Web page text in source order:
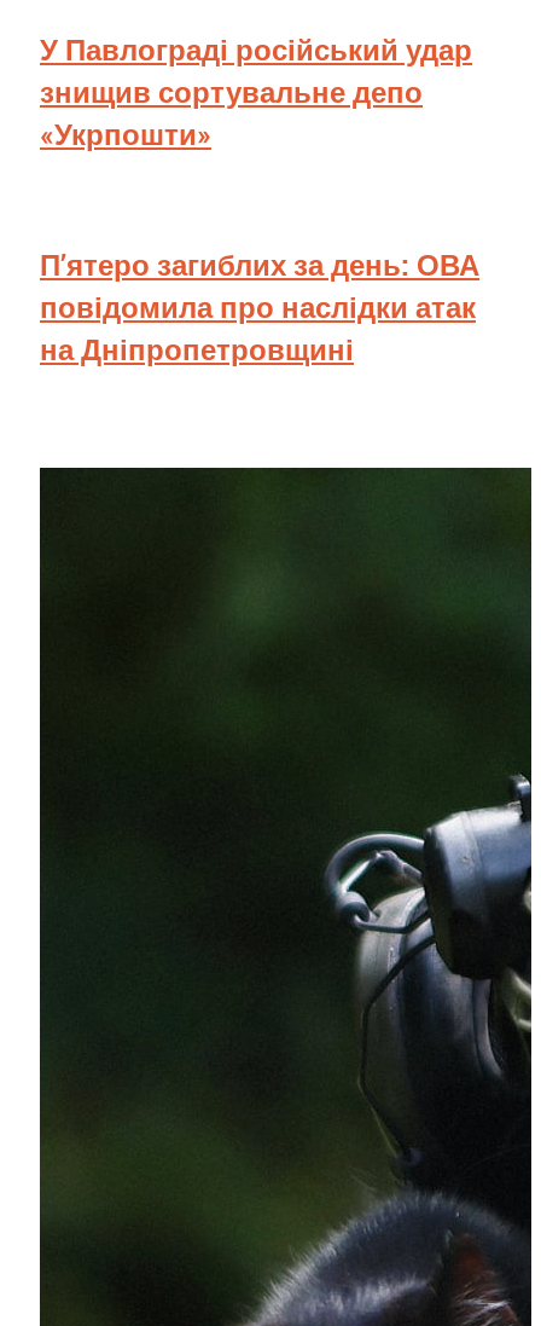
У Павлограді російський удар
знищив сортувальне депо
«Укрпошти»
П’ятеро загиблих за день: ОВА
повідомила про наслідки атак
на Дніпропетровщині